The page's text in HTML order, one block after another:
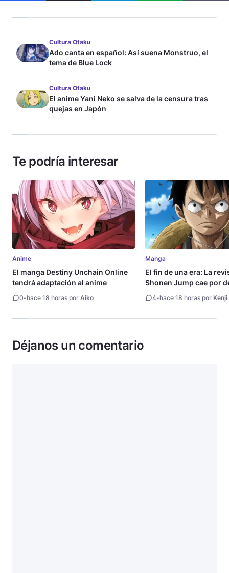
Cultura Otaku
Ado canta en español: Así suena Monstruo, el
tema de Blue Lock
Cultura Otaku
El anime Yani Neko se salva de la censura tras
quejas en Japón
Te podría interesar
Anime
El manga Destiny Unchain Online
tendrá adaptación al anime
0-hace 18 horas por Aiko
Manga
El fin de una era: La
Shonen Jump cae por
4-hace 18 horas por Kenji
Déjanos un comentario